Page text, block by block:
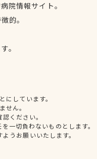
院情報サイト。
的。
。
しています。
せん。
ください。
一切負わないものとします。
うお願いいたします。